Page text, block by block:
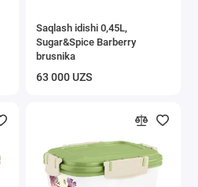
Saqlash idishi 0,45L,
Sugar&Spice Вarberry
brusnika
63 000 UZS